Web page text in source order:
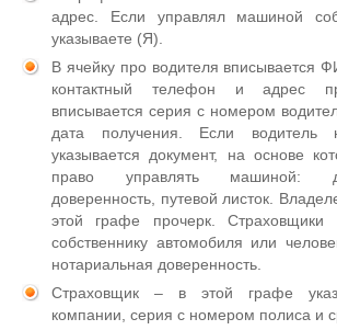
адрес. Если управлял машиной
указываете (Я).
В ячейку про водителя вписывается
контактный телефон и адрес
вписывается серия с номером
дата получения. Если водитель
указывается документ, на основе
право управлять машиной:
доверенность, путевой листок.
этой графе прочерк.
собственнику автомобиля или
нотариальная доверенность.
Страховщик – в этой графе
компании, серия с номером полиса и